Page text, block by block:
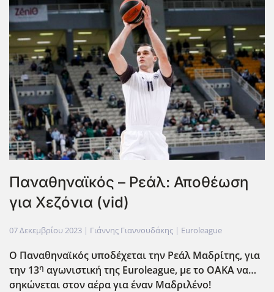
Παναθηναϊκός – Ρεάλ: Αποθέωση
για Χεζόνια (vid)
07 Δεκεμβρίου 2023 | Γιάννης Γιαννουδάκης | Euroleague
Ο Παναθηναϊκός υποδέχεται την Ρεάλ Μαδρίτης, για
την 13η αγωνιστική της Euroleague, με το ΟΑΚΑ να…
σηκώνεται στον αέρα για έναν Μαδριλένο!